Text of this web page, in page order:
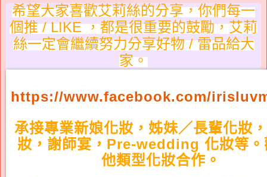
希望大家喜歡艾莉絲的分享，你們每一
個推 / LIKE ，都是很重要的鼓勵，艾莉
絲一定會繼續努力分享好物 / 雷品給大
家。
https://www.facebook.com/
承接專業新娘化妝，姊妹／長輩化妝
妝，謝師宴，Pre-wedding 化妝等。
他類型化妝合作。